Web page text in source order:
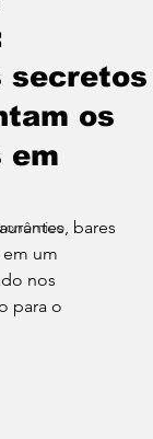
secretos
os
em
bares
um
nos
para o